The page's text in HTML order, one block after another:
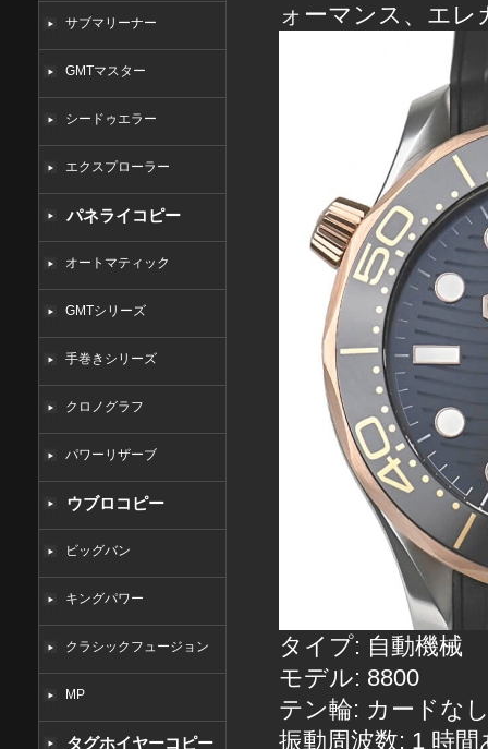
サブマリーナー
GMTマスター
シードゥエラー
エクスプローラー
パネライコピー
オートマティック
GMTシリーズ
手巻きシリーズ
クロノグラフ
パワーリザーブ
ウブロコピー
ビッグバン
キングパワー
クラシックフュージョン
MP
タグホイヤーコピー
ォーマンス、エ
タイプ: 自動機械
モデル: 8800
テン輪: カードな
振動周波数: 1 時